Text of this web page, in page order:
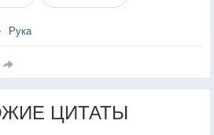
Рука
ЦИТАТЫ